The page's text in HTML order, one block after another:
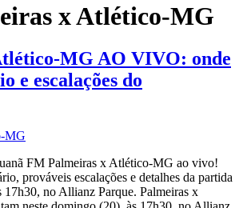
x Atlético-MG
MG AO VIVO: onde
e escalações do
FM Palmeiras x Atlético-MG ao vivo!
prováveis escalações e detalhes da partida
17h30, no Allianz Parque. Palmeiras x